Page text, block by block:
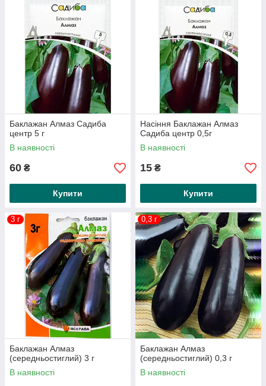
Баклажан Алмаз Садиба
центр 5 г
В наявності
60 ₴
Купити
Насіння Баклажан Алмаз
Садиба центр 0,5г
В наявності
15 ₴
Купити
3 г
Баклажан Алмаз
(середньостиглий) 3 г
В наявності
0,3 г
Баклажан Алмаз
(середньостиглий) 0,3 г
В наявності